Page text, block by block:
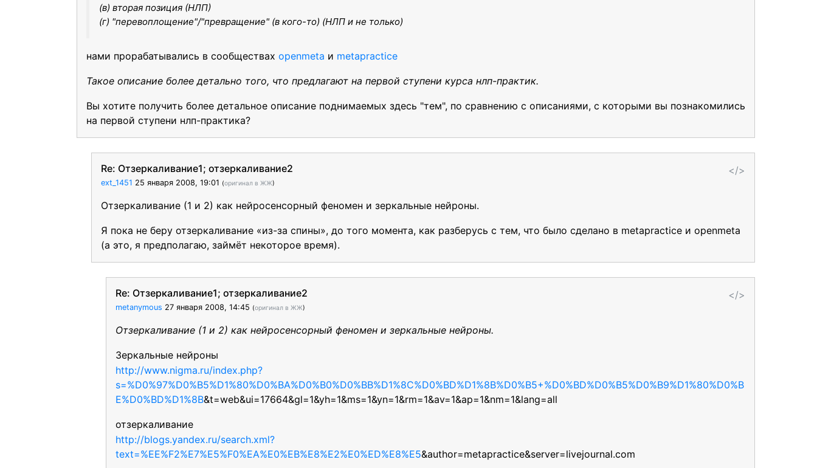
(в) вторая позиция (НЛП)
(г) "перевоплощение"/"превращение" (в кого-то) (НЛП и не только)
нами прорабатывались в сообществах openmeta и metapractice
Такое описание более детально того, что предлагают на первой ступени курса нлп-практик.
Вы хотите получить более детальное описание поднимаемых здесь "тем", по сравнению с описаниями, с которыми вы познакомились
на первой ступени нлп-практика?
</>
Re: Отзеркаливание1; отзеркаливание2
ext_1451 25 января 2008, 19:01 (оригинал в ЖЖ)
Отзеркаливание (1 и 2) как нейросенсорный феномен и зеркальные нейроны.
Я пока не беру отзеркаливание «из-за спины», до того момента, как разберусь с тем, что было сделано в metapractice и openmeta
(а это, я предполагаю, займёт некоторое время).
</>
Re: Отзеркаливание1; отзеркаливание2
metanymous 27 января 2008, 14:45 (оригинал в ЖЖ)
Отзеркаливание (1 и 2) как нейросенсорный феномен и зеркальные нейроны.
Зеркальные нейроны
http://www.nigma.ru/index.php?
s=%D0%97%D0%B5%D1%80%D0%BA%D0%B0%D0%BB%D1%8C%D0%BD%D1%8B%D0%B5+%D0%BD%D0%B5%D0%B9%D1%80%D0%B
E%D0%BD%D1%8B&t=web&ui=17664&gl=1&yh=1&ms=1&yn=1&rm=1&av=1&ap=1&nm=1&lang=all
отзеркаливание
http://blogs.yandex.ru/search.xml?
text=%EE%F2%E7%E5%F0%EA%E0%EB%E8%E2%E0%ED%E8%E5&author=metapractice&server=livejournal.com